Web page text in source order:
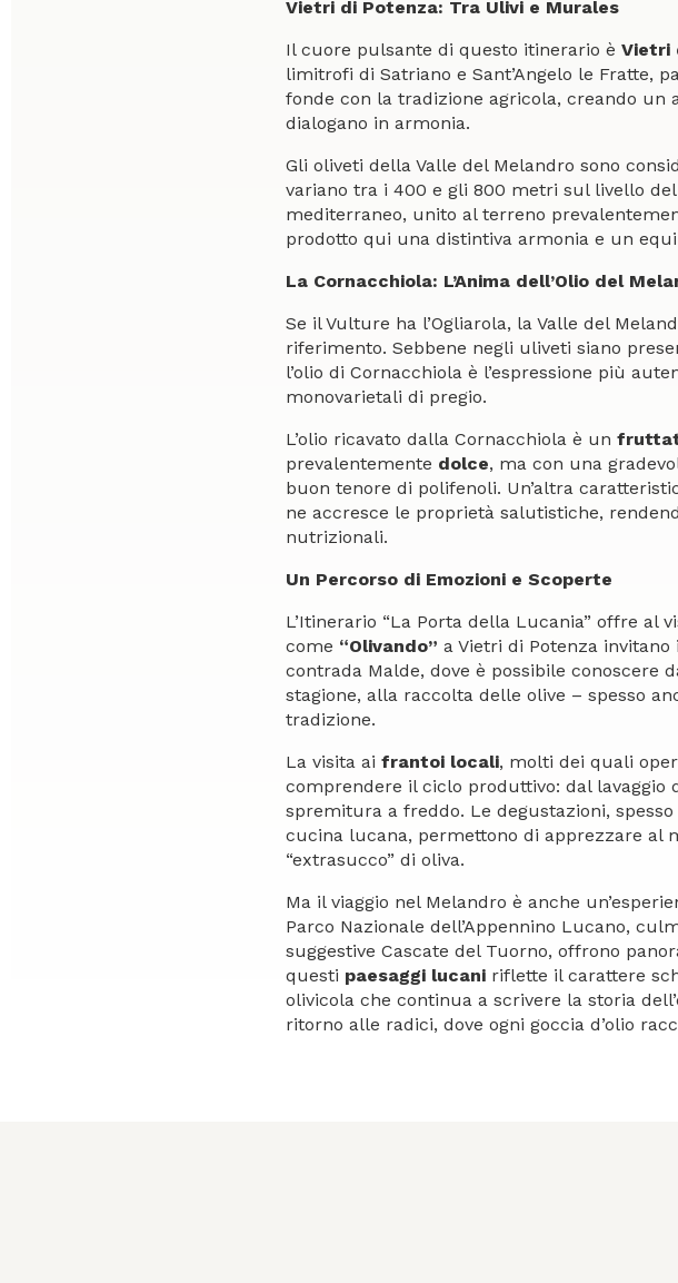
Vietri di Potenza: Tra Ulivi e Murales
Il cuore pulsante di questo itinerario è Vietri
limitrofi di Satriano e Sant’Angelo le Fratte,
fonde con la tradizione agricola, creando
dialogano in armonia.
Gli oliveti della Valle del Melandro sono
variano tra i 400 e gli 800 metri sul livello
mediterraneo, unito al terreno
prodotto qui una distintiva armonia e un
La Cornacchiola: L’Anima dell’Olio del
Se il Vulture ha l’Ogliarola, la Valle del
riferimento. Sebbene negli uliveti siano
l’olio di Cornacchiola è l’espressione più
monovarietali di pregio.
L’olio ricavato dalla Cornacchiola è un
prevalentemente dolce, ma con una
buon tenore di polifenoli. Un’altra
ne accresce le proprietà salutistiche,
nutrizionali.
Un Percorso di Emozioni e Scoperte
L’Itinerario “La Porta della Lucania” offre al
come “Olivando” a Vietri di Potenza
contrada Malde, dove è possibile conoscere
stagione, alla raccolta delle olive – spesso
tradizione.
La visita ai frantoi locali, molti dei quali
comprendere il ciclo produttivo: dal lavaggio
spremitura a freddo. Le degustazioni,
cucina lucana, permettono di apprezzare al
“extrasucco” di oliva.
Ma il viaggio nel Melandro è anche
Parco Nazionale dell’Appennino Lucano,
suggestive Cascate del Tuorno, offrono
questi paesaggi lucani riflette il carattere
olivicola che continua a scrivere la storia
ritorno alle radici, dove ogni goccia d’olio